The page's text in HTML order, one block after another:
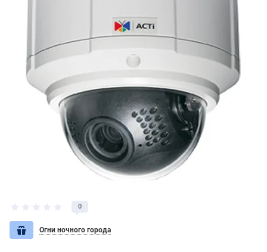
0
Огни ночного города